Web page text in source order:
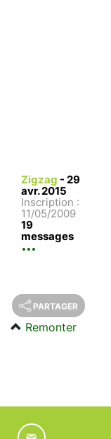
Zigzag - 29
avr. 2015
Inscription :
11/05/2009
19
messages
PARTAGER
Remonter